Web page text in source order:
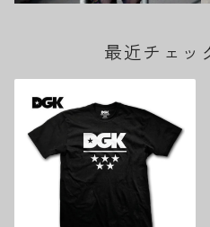
最近チェッ